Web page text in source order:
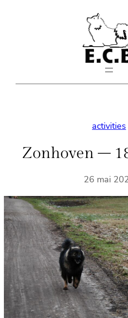
activities
Zonhoven –
26 mai